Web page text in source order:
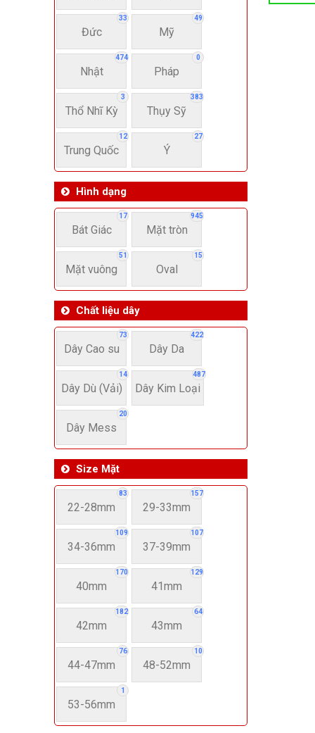
33
Đức
49
Mỹ
474
Nhật
0
Pháp
3
Thổ Nhĩ Kỳ
383
Thụy Sỹ
12
Trung Quốc
27
Ý
Hình dạng
17
Bát Giác
945
Mặt tròn
51
Mặt vuông
15
Oval
Chất liệu dây
73
Dây Cao su
422
Dây Da
14
Dây Dù (Vải)
487
Dây Kim Loại
20
Dây Mess
Size Mặt
83
22-28mm
157
29-33mm
109
34-36mm
107
37-39mm
170
40mm
129
41mm
182
42mm
64
43mm
76
44-47mm
10
48-52mm
1
53-56mm